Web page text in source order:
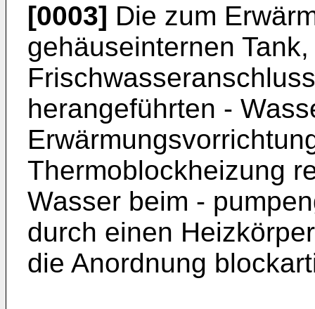
[0003] Die zum
gehäuseinternen
herangeführten -
Thermoblockheizung
Wasser beim -
durch einen
die Anordnung